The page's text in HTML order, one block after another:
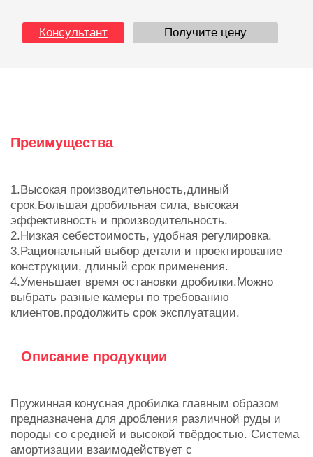
Консультант Получите цену
Преимущества
1.Высокая производительность,длиный
срок.Большая дробильная сила, высокая
эффективность и производительность.
2.Низкая себестоимость, удобная регулировка.
3.Рациональный выбор детали и проектирование
конструкции, длиный срок применения.
4.Уменьшает время остановки дробилки.Можно
выбрать разные камеры по требованию
клиентов.продолжить срок эксплуатации.
Описание продукции
Пружинная конусная дробилка главным образом
предназначена для дробления различной руды и
породы со средней и высокой твёрдостью. Система
амортизации взаимодействует с